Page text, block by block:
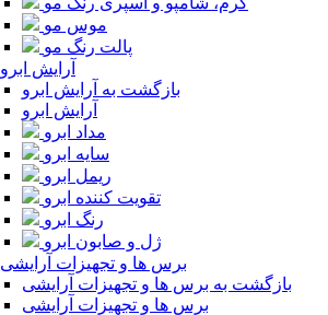
موس مو
پالت رنگ مو
آرایش ابرو
بازگشت به آرایش ابرو
آرایش ابرو
مداد ابرو
سایه ابرو
ریمل ابرو
تقویت کننده ابرو
رنگ ابرو
ژل و صابون ابرو
برس ها و تجهیزات آرایشی
بازگشت به برس ها و تجهیزات آرایشی
برس ها و تجهیزات آرایشی